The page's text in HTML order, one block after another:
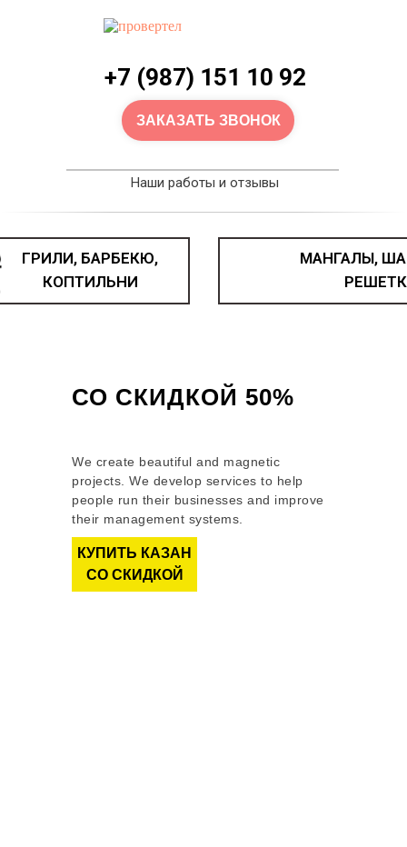
+7 (987) 151 10 92
Наши работы и отзывы
ЗАКАЗАТЬ ЗВОНОК
Как получить скидку?
ГРИЛИ, БАРБЕКЮ,
КОПТИЛЬНИ
МАНГАЛЫ,
СО СКИДКОЙ 50%
We create beautiful and magnetic
projects. We develop services to help
people run their businesses and improve
their management systems.
КУПИТЬ КАЗАН
СО СКИДКОЙ